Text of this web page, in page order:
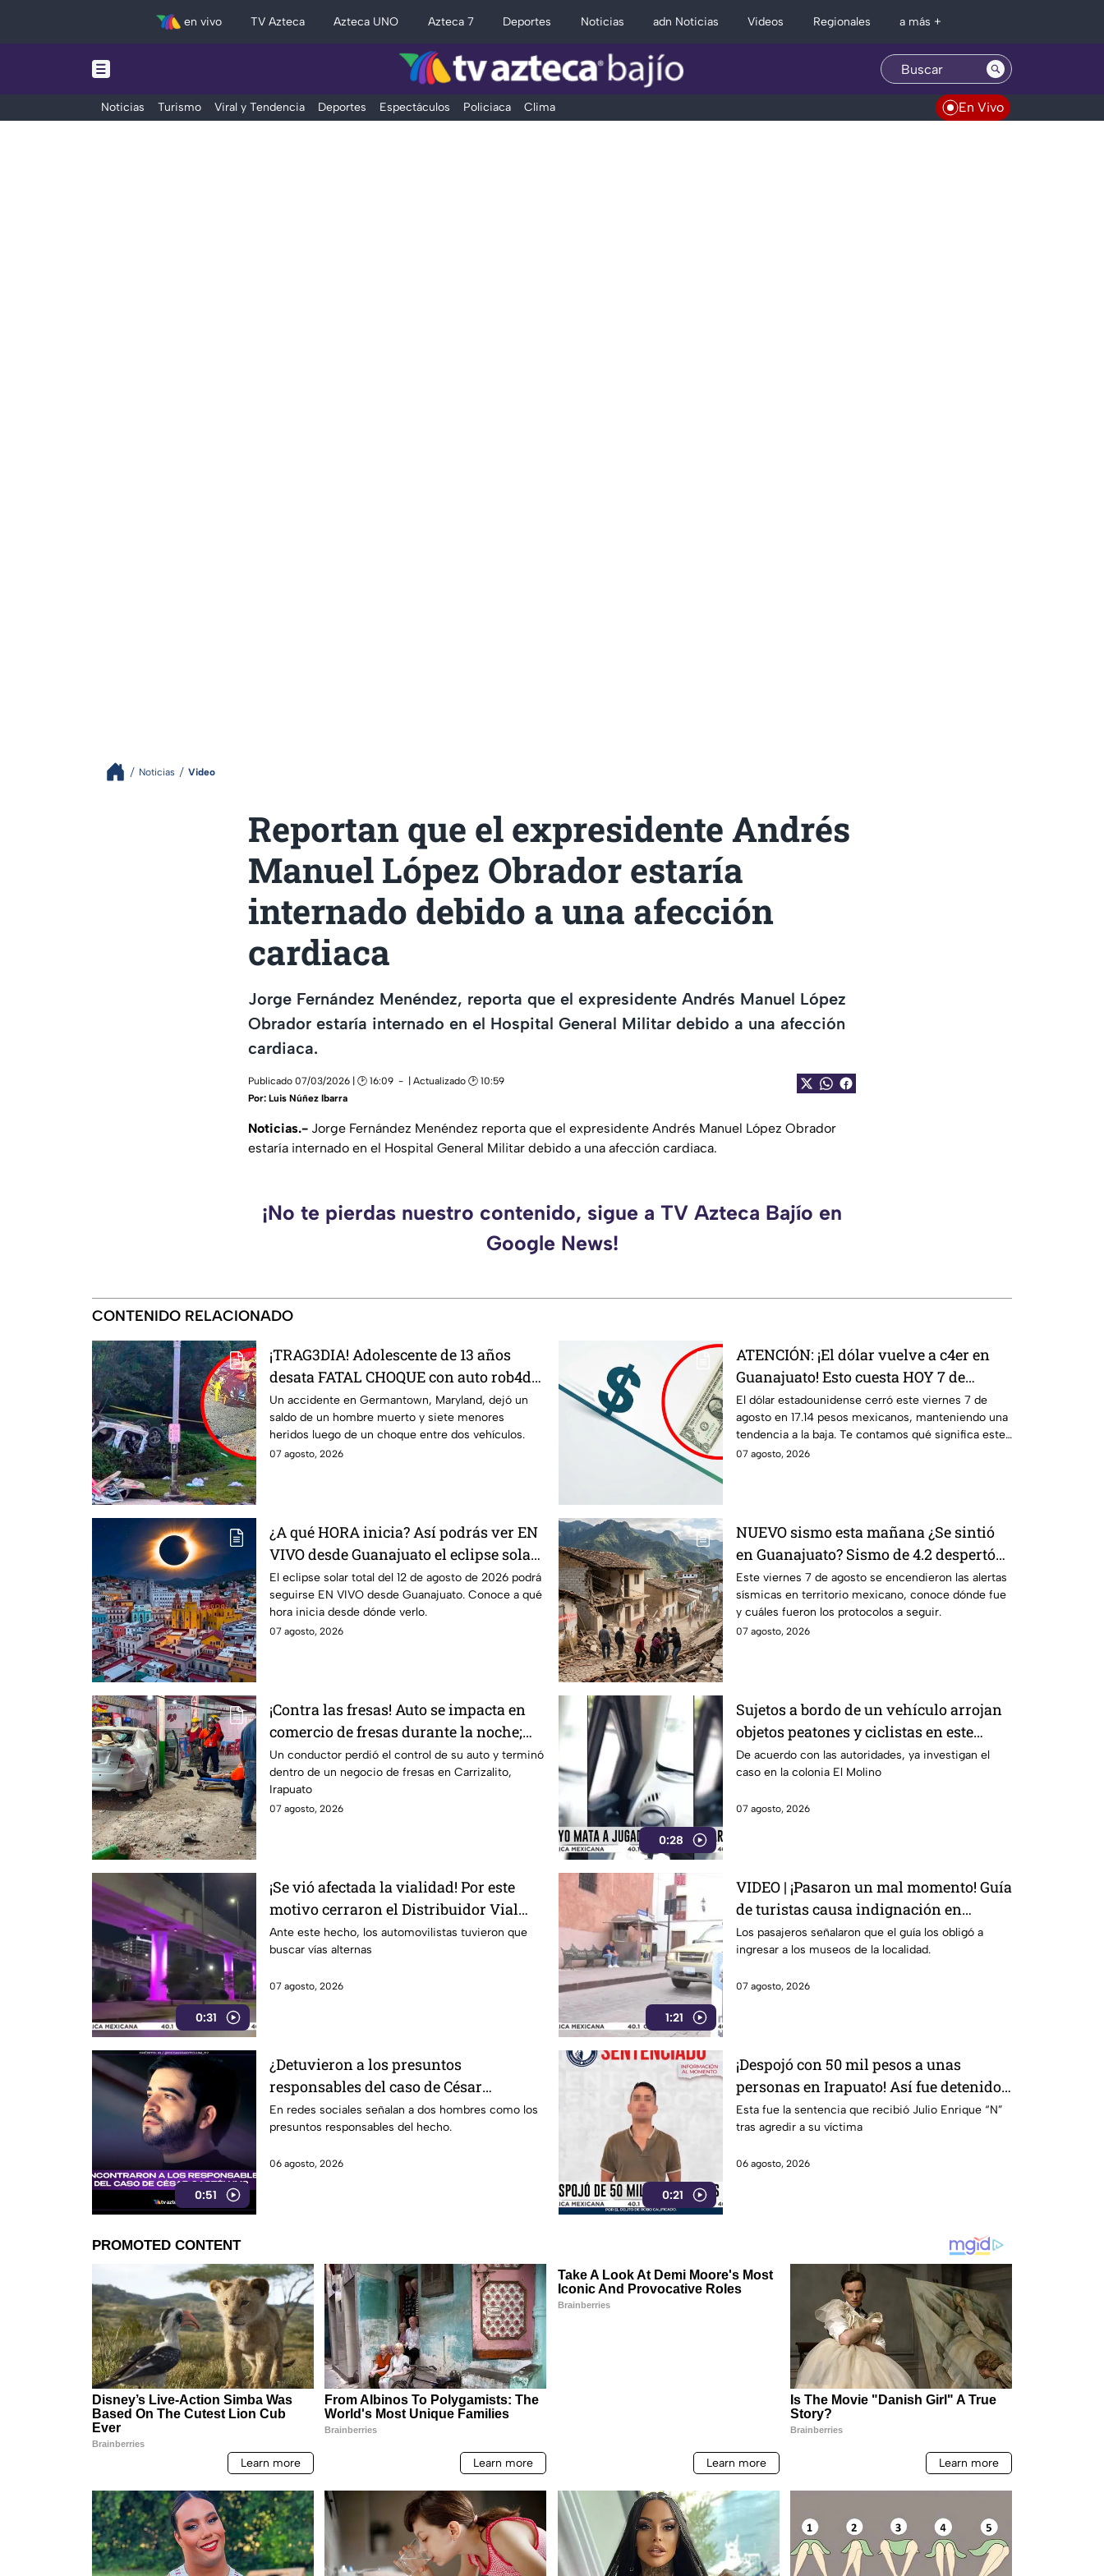
en vivo TV Azteca Azteca UNO Azteca 7 Deportes Noticias adn Noticias Videos Regionales a más +
Noticias Turismo Viral y Tendencia Deportes Espectáculos Policiaca Clima En Vivo
Noticias Video
Reportan que el expresidente Andrés
Manuel López Obrador estaría
internado debido a una afección
cardiaca
Jorge Fernández Menéndez, reporta que el expresidente Andrés Manuel López
Obrador estaría internado en el Hospital General Militar debido a una afección
cardiaca.
Publicado 07/03/2026 | 🕑 16:09
| Actualizado 🕑 10:59
Por: Luis Núñez Ibarra
Noticias.- Jorge Fernández Menéndez reporta que el expresidente Andrés Manuel López Obrador
estaría internado en el Hospital General Militar debido a una afección cardiaca.
¡No te pierdas nuestro contenido, sigue a TV Azteca Bajío en
Google News!
CONTENIDO RELACIONADO
¡TRAG3DIA! Adolescente de 13 años
desata FATAL CHOQUE con auto rob4do:
reportan un mu3rto y siete menores
heridos
Un accidente en Germantown, Maryland, dejó un
saldo de un hombre muerto y siete menores
heridos luego de un choque entre dos vehículos.
07 agosto, 2026
ATENCIÓN: ¡El dólar vuelve a c4er en
Guanajuato! Esto cuesta HOY 7 de
agosto: ¿conviene comprar?
El dólar estadounidense cerró este viernes 7 de
agosto en 17.14 pesos mexicanos, manteniendo una
tendencia a la baja. Te contamos qué significa este
movimiento.
07 agosto, 2026
¿A qué HORA inicia? Así podrás ver EN
VIVO desde Guanajuato el eclipse solar
total del 12 de agosto de 2026
El eclipse solar total del 12 de agosto de 2026 podrá
seguirse EN VIVO desde Guanajuato. Conoce a qué
hora inicia desde dónde verlo.
07 agosto, 2026
NUEVO sismo esta mañana ¿Se sintió
en Guanajuato? Sismo de 4.2 despertó
con alertas en México
Este viernes 7 de agosto se encendieron las alertas
sísmicas en territorio mexicano, conoce dónde fue
y cuáles fueron los protocolos a seguir.
07 agosto, 2026
¡Contra las fresas! Auto se impacta en
comercio de fresas durante la noche;
esto sabemos
Un conductor perdió el control de su auto y terminó
dentro de un negocio de fresas en Carrizalito,
Irapuato
07 agosto, 2026
0:28
Sujetos a bordo de un vehículo arrojan
objetos peatones y ciclistas en este
punto en León
De acuerdo con las autoridades, ya investigan el
caso en la colonia El Molino
07 agosto, 2026
0:31
¡Se vió afectada la vialidad! Por este
motivo cerraron el Distribuidor Vial
Juan Pablo II en León
Ante este hecho, los automovilistas tuvieron que
buscar vías alternas
07 agosto, 2026
1:21
VIDEO | ¡Pasaron un mal momento! Guía
de turistas causa indignación en
Guanajuato Capital
Los pasajeros señalaron que el guía los obligó a
ingresar a los museos de la localidad.
07 agosto, 2026
0:51
¿Detuvieron a los presuntos
responsables del caso de César
Gastélum? Esto sabemos
En redes sociales señalan a dos hombres como los
presuntos responsables del hecho.
06 agosto, 2026
0:21
¡Despojó con 50 mil pesos a unas
personas en Irapuato! Así fue detenido
el presunto responsable
Esta fue la sentencia que recibió Julio Enrique “N”
tras agredir a su víctima
06 agosto, 2026